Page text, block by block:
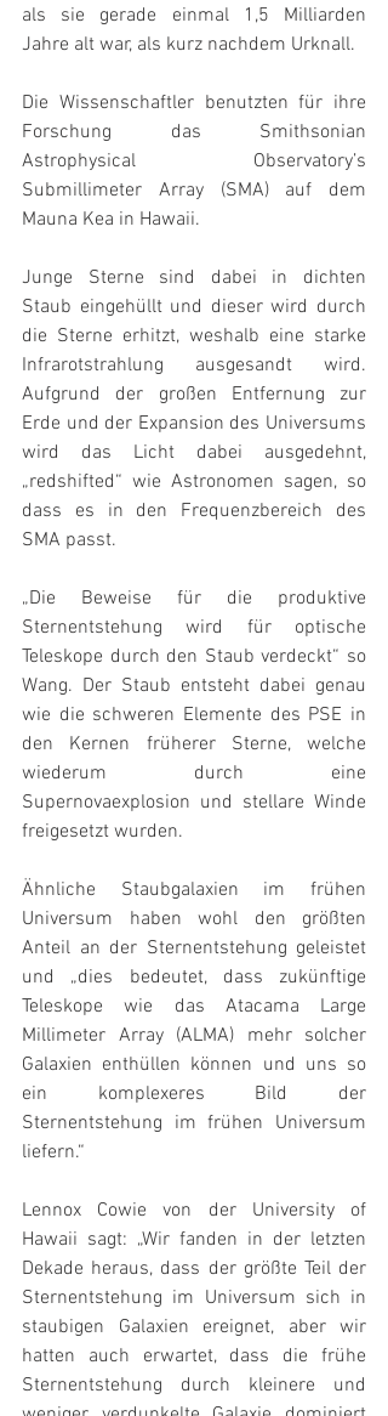
als sie gerade einmal 1,5 Milliarden
Jahre alt war, als kurz nachdem Urknall.
Die Wissenschaftler benutzten für ihre
Forschung das Smithsonian
Astrophysical Observatory’s
Submillimeter Array (SMA) auf dem
Mauna Kea in Hawaii.
Junge Sterne sind dabei in dichten
Staub eingehüllt und dieser wird durch
die Sterne erhitzt, weshalb eine starke
Infrarotstrahlung ausgesandt wird.
Aufgrund der großen Entfernung zur
Erde und der Expansion des Universums
wird das Licht dabei ausgedehnt,
„redshifted“ wie Astronomen sagen, so
dass es in den Frequenzbereich des
SMA passt.
„Die Beweise für die produktive
Sternentstehung wird für optische
Teleskope durch den Staub verdeckt“ so
Wang. Der Staub entsteht dabei genau
wie die schweren Elemente des PSE in
den Kernen früherer Sterne, welche
wiederum durch eine
Supernovaexplosion und stellare Winde
freigesetzt wurden.
Ähnliche Staubgalaxien im frühen
Universum haben wohl den größten
Anteil an der Sternentstehung geleistet
und „dies bedeutet, dass zukünftige
Teleskope wie das Atacama Large
Millimeter Array (ALMA) mehr solcher
Galaxien enthüllen können und uns so
ein komplexeres Bild der
Sternentstehung im frühen Universum
liefern.“
Lennox Cowie von der University of
Hawaii sagt: „Wir fanden in der letzten
Dekade heraus, dass der größte Teil der
Sternentstehung im Universum sich in
staubigen Galaxien ereignet, aber wir
hatten auch erwartet, dass die frühe
Sternentstehung durch kleinere und